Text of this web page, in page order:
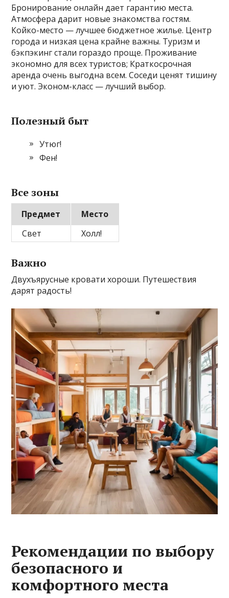
Бронирование онлайн дает гарантию места.
Атмосфера дарит новые знакомства гостям.
Койко-место — лучшее бюджетное жилье. Центр
города и низкая цена крайне важны. Туризм и
бэкпэкинг стали гораздо проще. Проживание
экономно для всех туристов; Краткосрочная
аренда очень выгодна всем. Соседи ценят тишину
и уют. Эконом-класс — лучший выбор.
Полезный быт
Утюг!
Фен!
Все зоны
Предмет
Место
Свет
Холл!
Важно
Двухъярусные кровати хороши. Путешествия
дарят радость!
Рекомендации по выбору
безопасного и
комфортного места